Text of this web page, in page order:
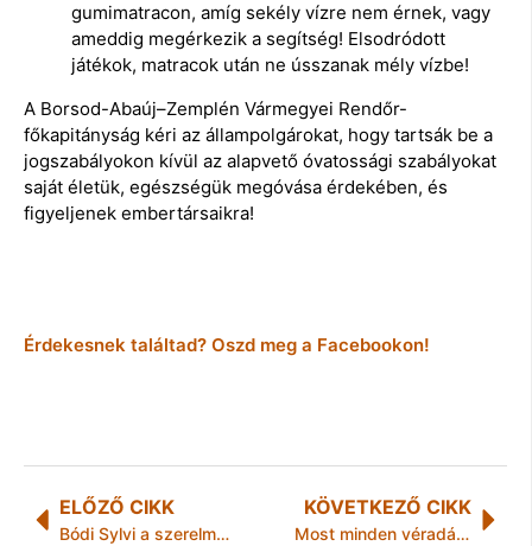
gumimatracon, amíg sekély vízre nem érnek, vagy
ameddig megérkezik a segítség! Elsodródott
játékok, matracok után ne ússzanak mély vízbe!
A Borsod-Abaúj–Zemplén Vármegyei Rendőr-
főkapitányság kéri az állampolgárokat, hogy tartsák be a
jogszabályokon kívül az alapvető óvatossági szabályokat
saját életük, egészségük megóvása érdekében, és
figyeljenek embertársaikra!
Érdekesnek találtad? Oszd meg a Facebookon!
ELŐZŐ CIKK
Bódi Sylvi a szerelméről: „Sokat kellett várnom rá”
KÖVETKEZŐ CIKK
Most minden véradásra szükség van